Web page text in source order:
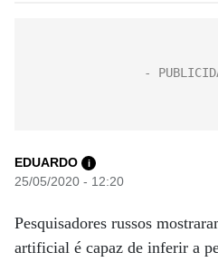
EDUARDO i
25/05/2020 - 12:20
Pesquisadores russos
artificial é capaz de inferir a